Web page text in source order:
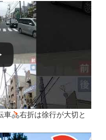
車
右折は徐行が大切と